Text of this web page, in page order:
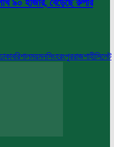
৯০ হাজার, বেড়েছে রুপার
ঢাকাবরিশালময়মনসিংহরংপুররাজশাহীসিলেট